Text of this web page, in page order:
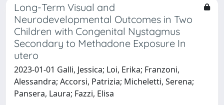
Long-Term Visual and
Neurodevelopmental Outcomes in Two
Children with Congenital Nystagmus
Secondary to Methadone Exposure In
utero
2023-01-01 Galli, Jessica; Loi, Erika; Franzoni,
Alessandra; Accorsi, Patrizia; Micheletti, Serena;
Pansera, Laura; Fazzi, Elisa